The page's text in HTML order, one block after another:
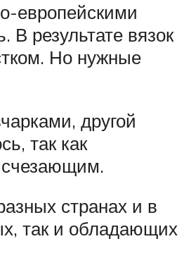
европейскими
В результате вязок
Но нужные
другой
так как
странах и в
так и обладающих